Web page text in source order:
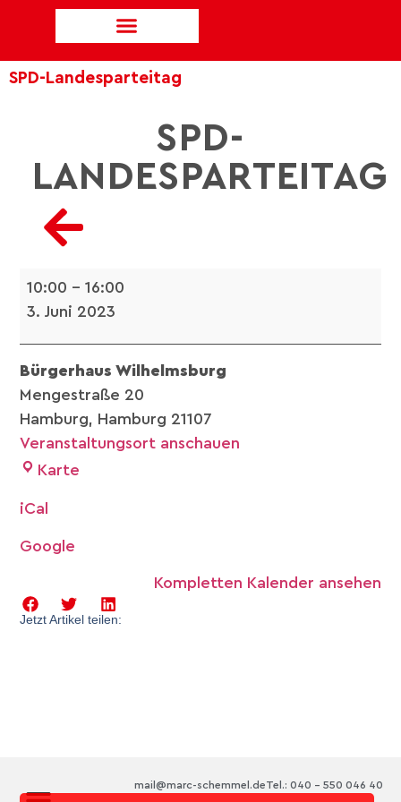
SPD-Landesparteitag
SPD-
LANDESPARTEITAG
10:00 –16:00
3. Juni 2023
Bürgerhaus Wilhelmsburg
Mengestraße 20
Hamburg, Hamburg 21107
Veranstaltungsort anschauen
Karte
iCal
Google
Kompletten Kalender ansehen
Jetzt Artikel teilen:
Tel.: 040 – 550 046 40
mail@marc-schemmel.de